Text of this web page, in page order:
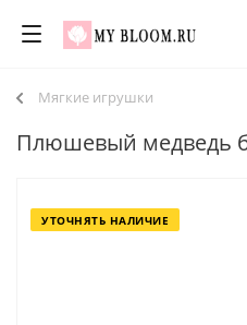
Мягкие игрушки
Плюшевый медведь
УТОЧНЯТЬ НАЛИЧИЕ